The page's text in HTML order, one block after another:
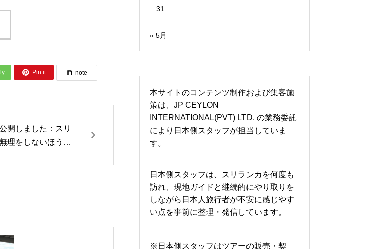
 Pin it note
開しました：スリ
理をしないほうが

31
« 5月
本サイトのコンテンツ制作および集客施
策は、JP CEYLON
INTERNATIONAL(PVT) LTD. の業務委託
により日本側スタッフが担当していま
す。
日本側スタッフは、スリランカを何度も
訪れ、現地ガイドと継続的にやり取りを
しながら日本人旅行者が不安に感じやす
い点を事前に整理・発信しています。
※日本側スタッフはツアーの販売・契